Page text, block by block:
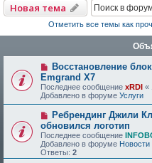
Новая тема
Отметить все темы как
Восстановление
Emgrand X7
Последнее сообщение xRDI «
Добавлено в форуме Услуги
Ребрендинг Джили
обновился логотип
Последнее сообщение
Добавлено в форуме Новости
Ответы: 2